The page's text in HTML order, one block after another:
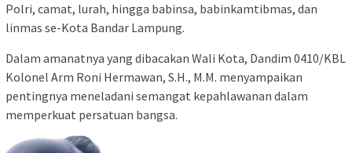
Polri, camat, lurah, hingga babinsa, babinkamtibmas, dan
linmas se-Kota Bandar Lampung.
Dalam amanatnya yang dibacakan Wali Kota, Dandim 0410/KBL
Kolonel Arm Roni Hermawan, S.H., M.M. menyampaikan
pentingnya meneladani semangat kepahlawanan dalam
memperkuat persatuan bangsa.